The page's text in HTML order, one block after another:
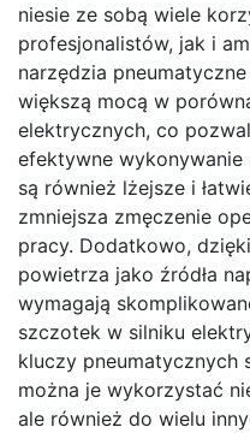
niesie ze sobą wiele
profesjonalistów, jak i
narzędzia
większą mocą w
elektrycznych, co
efektywne wykonywanie
są również lżejsze i
zmniejsza zmęczenie
pracy. Dodatkowo,
powietrza jako źródła
wymagają
szczotek w silniku
kluczy pneumatycznych
można je wykorzystać
ale również do wielu